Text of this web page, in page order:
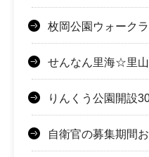
枚岡公園ウォーク
せんなん里海☆里
りんくう公園開設
自衛官の募集期間